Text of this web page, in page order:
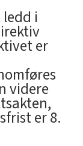
i
er
videre
er 8.